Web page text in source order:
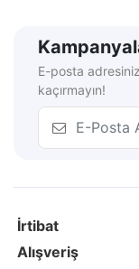
E-posta
kaçırmayın!
İrtibat
Alışveriş